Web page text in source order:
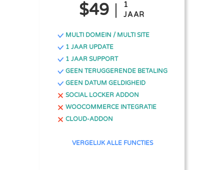
$49
1
JAAR
MULTI DOMEIN / MULTI SITE
1 JAAR UPDATE
1 JAAR SUPPORT
GEEN TERUGGERENDE BETALING
GEEN DATUM GELDIGHEID
SOCIAL LOCKER ADDON
WOOCOMMERCE INTEGRATIE
CLOUD-ADDON
VERGELIJK ALLE FUNCTIES